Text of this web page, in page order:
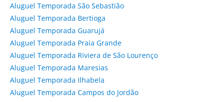
Aluguel Temporada São Sebastião
Aluguel Temporada Bertioga
Aluguel Temporada Guarujá
Aluguel Temporada Praia Grande
Aluguel Temporada Riviera de São Lourenço
Aluguel Temporada Maresias
Aluguel Temporada Ilhabela
Aluguel Temporada Campos do Jordão